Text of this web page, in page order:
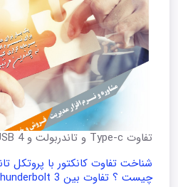
تفاوت Type-c و تاندربولت و USB 4
چیست ؟ تفاوت بین Thunderbolt 3 و USB Type C